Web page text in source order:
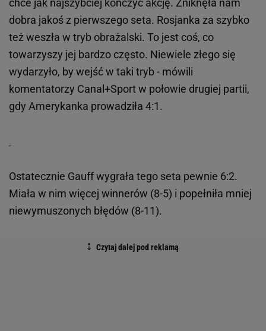
chce jak najszybciej kończyć akcję. Zniknęła nam
dobra jakoś z pierwszego seta. Rosjanka za szybko
też weszła w tryb obrażalski. To jest coś, co
towarzyszy jej bardzo często. Niewiele złego się
wydarzyło, by wejść w taki tryb - mówili
komentatorzy Canal+Sport w połowie drugiej partii,
gdy Amerykanka prowadziła 4:1.
Ostatecznie Gauff wygrała tego seta pewnie 6:2.
Miała w nim więcej winnerów (8-5) i popełniła mniej
niewymuszonych błędów (8-11).